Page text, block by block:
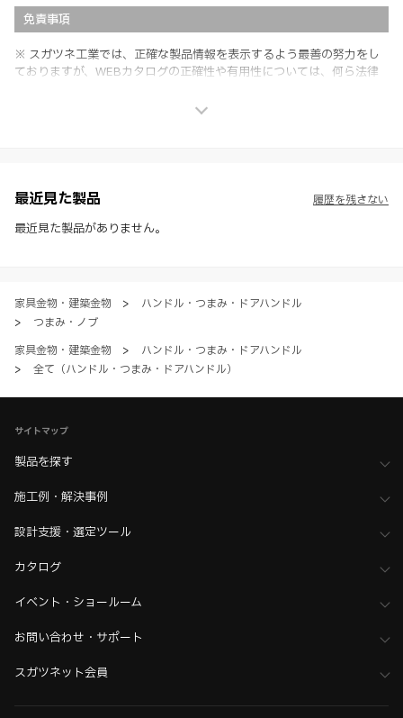
免責事項
※ スガツネ工業では、正確な製品情報を表示するよう最善の努力をし
ておりますが、WEBカタログの正確性や有用性については、何ら法律
社製品の使用ご検討、又は販売促進目的の利用に限ります。
※ 本WEBサイト製品情報のご利用にあたっては、WEBサイト利用規
約、プライバシーポリシー、製品情報ガイドをご確認いただき、内容の
最近見た製品
最近見た製品がありません。
履歴を残さない
家具金物・建築金物 >
ハンドル・つまみ・ドアハンドル
>
つまみ・ノブ
家具金物・建築金物
>
ハンドル・つまみ・ドアハンドル
>
全て（ハンドル・つまみ・ドアハンドル）
サイトマップ
製品を探す
施工例・解決事例
設計支援・選定ツール
カタログ
イベント・ショールーム
お問い合わせ・サポート
スガツネット会員